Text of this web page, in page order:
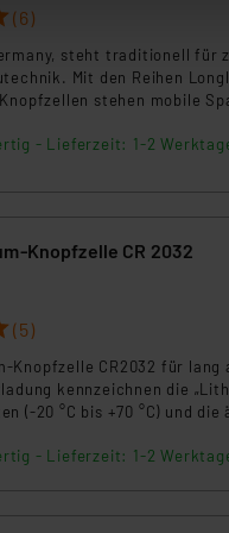
Rechtmäßigkeit der
zum Zeitpunkt des
nicht längerfristig
personenbezogene
eingestuft wird. So
verarbeiten,
Beurteilung der mit
(6)
steht traditionell
Mit den Reihen
stehen mobile
für stromarme
- Lieferzeit: 1-2
Knopfzelle CR 2032
(5)
Knopfzelle CR2032 für
kennzeichnen die
(-20 °C bis +70 °C) und
- Lieferzeit: 1-2